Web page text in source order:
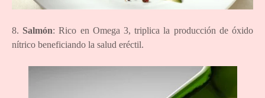
8. Salmón: Rico en Omega 3, triplica la producción de óxido
nítrico beneficiando la salud eréctil.